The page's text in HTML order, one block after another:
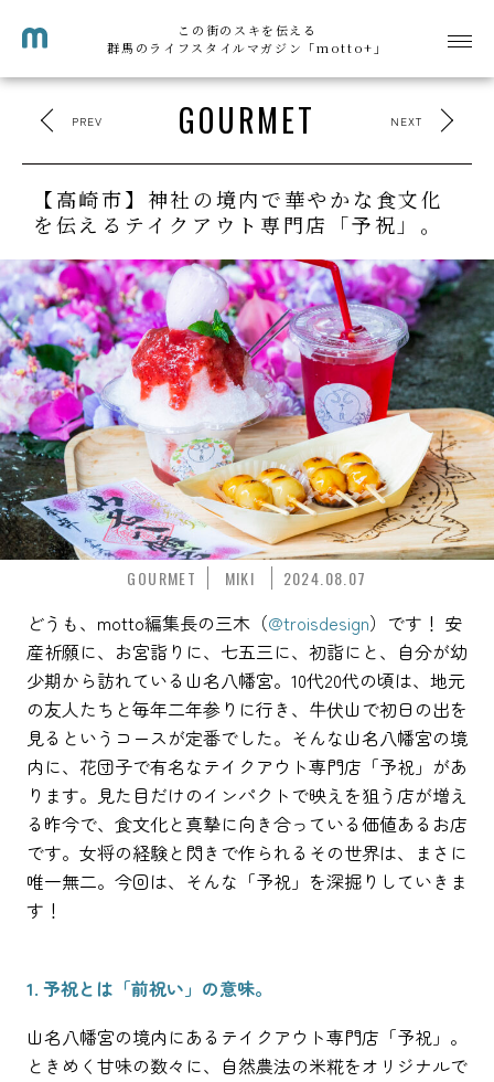
この街のスキを伝える
群馬のライフスタイルマガジン「motto+」
GOURMET
PREV NEXT
【高崎市】神社の境内で華やかな食文化
を伝えるテイクアウト専門店「予祝」。
GOURMET MIKI 2024.08.07
どうも、motto編集長の三木（@troisdesign）です！ 安
産祈願に、お宮詣りに、七五三に、初詣にと、自分が幼
少期から訪れている山名八幡宮。10代20代の頃は、地元
の友人たちと毎年二年参りに行き、牛伏山で初日の出を
見るというコースが定番でした。そんな山名八幡宮の境
内に、花団子で有名なテイクアウト専門店「予祝」があ
ります。見た目だけのインパクトで映えを狙う店が増え
る昨今で、食文化と真摯に向き合っている価値あるお店
です。女将の経験と閃きで作られるその世界は、まさに
唯一無二。今回は、そんな「予祝」を深掘りしていきま
す！
1. 予祝とは「前祝い」の意味。
山名八幡宮の境内にあるテイクアウト専門店「予祝」。
ときめく甘味の数々に、自然農法の米糀をオリジナルで